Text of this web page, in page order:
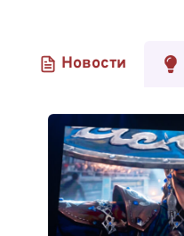
Новости